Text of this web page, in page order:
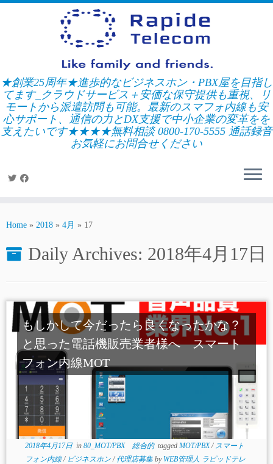
Skip
★創業25周年★進歩的なビジネスホン・PBX屋を目指し
てます_クラウドサービス＋安価な保守提供も重視、リ
モートから派遣訪問も可能。最新のスマフォ内線も安
心サポート、通信の力とDX支援で中小企業の変革をを
支えたいです★★★★無料相談 0800-170-5555 通話録音
お気軽にお問合せください
Home » 2018 » 4月 » 17
Daily Archives: 2018年4月17日
もしかして今だったら良くなったかな？
と思った電話機販売業者様へ スマート
フォン内線MOT
2018年4月17日in 80_MOT/PBX 総合的 tagged MOT/PBX/ スマート
フォン内線/ ビジネスホン/ 代理店募集 by WEB管理人 ラピッドテレ